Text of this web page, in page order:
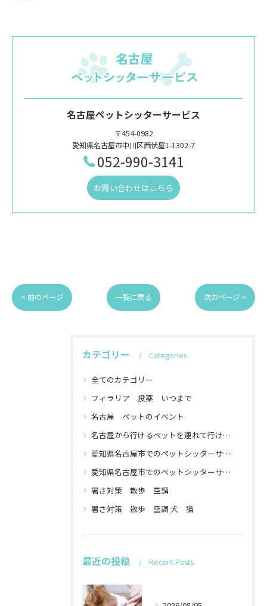
名古屋ペットシッターサービス
〒454-0982
愛知県名古屋市中川区西伏屋1-1302-7
052-990-3141
お問い合わせはこちら
< 前のページ 一覧に戻る 次のページ >
カテゴリー Categories
全てのカテゴリー
フィラリア 投薬 いつまで
名古屋 ペットのイベント
名古屋から行けるペットを連れて行けるイベントを連れて行ける
愛知県名古屋市でのペットシッターサービスなら名古屋ペットシッターサービスへ お散歩代行 対応エリアは名古屋市全域 食事エサの準備やトイレの掃除などプロにお
愛知県名古屋市でのペットシッターサービスなら名古屋ペットシッターサービスへ お散歩代行 対応エリアは名古屋市全域 食事エサの準備やトイレの掃除などプロにお任せ
暑さ対策 散歩 空調
暑さ対策 散歩 空調 犬 猫
最近の投稿 Recent Posts